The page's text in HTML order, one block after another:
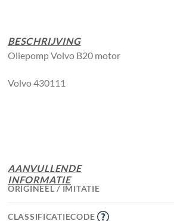
BESCHRIJVING
Oliepomp Volvo B20 motor
Volvo 430111
AANVULLENDE
INFORMATIE
ORIGINEEL / IMITATIE
CLASSIFICATIECODE